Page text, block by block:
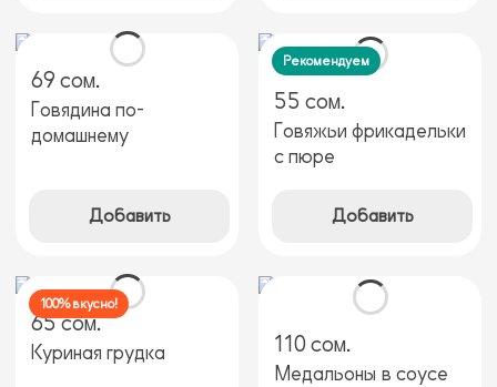
69 сом.
Говядина по-
домашнему
Добавить
55 сом.
Говяжьи фрикадельки
с пюре
Добавить
Рекомендуем
65 сом.
Куриная грудка
100% вкусно!
110 сом.
Медальоны в соусе